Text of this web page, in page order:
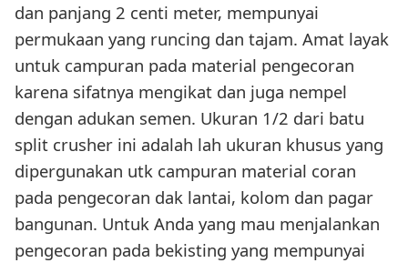
dan panjang 2 centi meter, mempunyai
permukaan yang runcing dan tajam. Amat layak
untuk campuran pada material pengecoran
karena sifatnya mengikat dan juga nempel
dengan adukan semen. Ukuran 1/2 dari batu
split crusher ini adalah lah ukuran khusus yang
dipergunakan utk campuran material coran
pada pengecoran dak lantai, kolom dan pagar
bangunan. Untuk Anda yang mau menjalankan
pengecoran pada bekisting yang mempunyai